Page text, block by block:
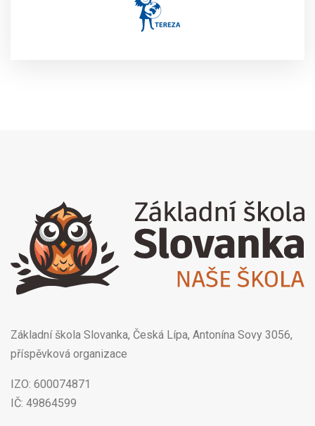
Základní škola Slovanka, Česká Lípa, Antonína Sovy 3056,
příspěvková organizace
IZO: 600074871
IČ: 49864599